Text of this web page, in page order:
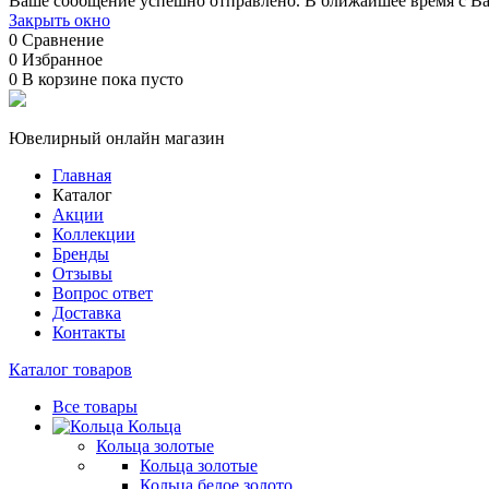
Закрыть окно
0 Сравнение
0 Избранное
0 В корзине пока пусто
Ювелирный онлайн магазин
Главная
Каталог
Акции
Коллекции
Бренды
Отзывы
Вопрос ответ
Доставка
Контакты
Каталог товаров
Все товары
Кольца
Кольца золотые
Кольца золотые
Кольца белое золото